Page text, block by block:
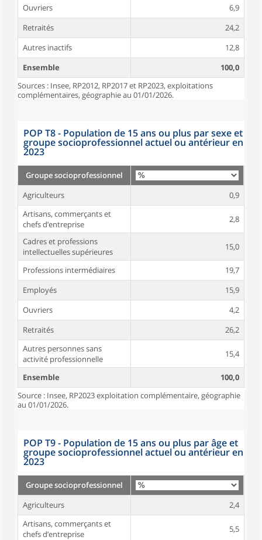
Ouvriers
6,9
Retraités
24,2
Autres inactifs
12,8
Ensemble
100,0
Sources : Insee, RP2012, RP2017 et RP2023, exploitations
complémentaires, géographie au 01/01/2026.
POP T8 - Population de 15 ans ou plus par sexe et
groupe socioprofessionnel actuel ou antérieur en
2023
Groupe socioprofessionnel
Agriculteurs
0,9
Artisans, commerçants et
chefs d’entreprise
2,8
Cadres et professions
intellectuelles supérieures
15,0
Professions intermédiaires
19,7
Employés
15,9
Ouvriers
4,2
Retraités
26,2
Autres personnes sans
activité professionnelle
15,4
Ensemble
100,0
Source : Insee, RP2023 exploitation complémentaire, géographie
au 01/01/2026.
POP T9 - Population de 15 ans ou plus par âge et
groupe socioprofessionnel actuel ou antérieur en
2023
Groupe socioprofessionnel
Agriculteurs
2,4
Artisans, commerçants et
chefs d’entreprise
5,5